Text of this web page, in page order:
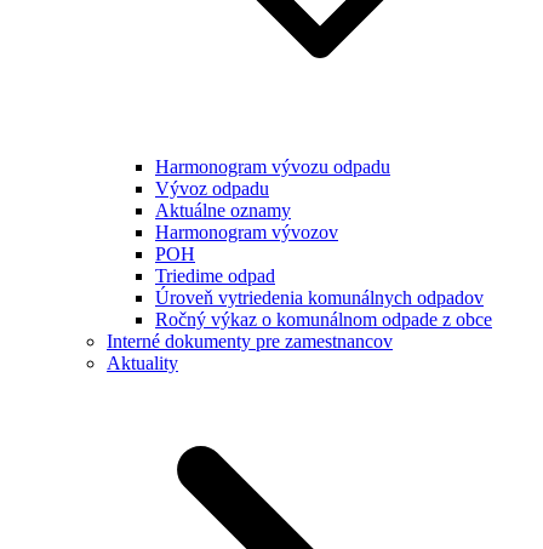
Harmonogram vývozu odpadu
Vývoz odpadu
Aktuálne oznamy
Harmonogram vývozov
POH
Triedime odpad
Úroveň vytriedenia komunálnych odpadov
Ročný výkaz o komunálnom odpade z obce
Interné dokumenty pre zamestnancov
Aktuality